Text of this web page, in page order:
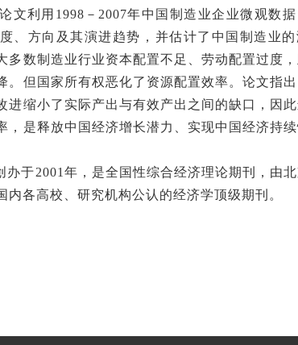
文利用1998－2007年中国制造业企业微观数据
、方向及其演进趋势，并估计了中国制造业的
多数制造业行业资本配置不足、劳动配置过度
。但国家所有权恶化了资源配置效率。论文指出
进缩小了实际产出与有效产出之间的缺口，因
，是释放中国经济增长潜力、实现中国经济持
办于2001年，是全国性综合经济理论期刊，由
内各高校、研究机构公认的经济学顶级期刊。